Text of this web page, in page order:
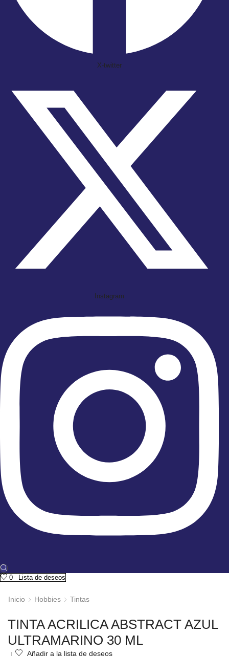
X-twitter
Instagram
0 Lista de deseos
Inicio Hobbies Tintas
TINTA ACRILICA ABSTRACT AZUL
ULTRAMARINO 30 ML
Añadir a la lista de deseos